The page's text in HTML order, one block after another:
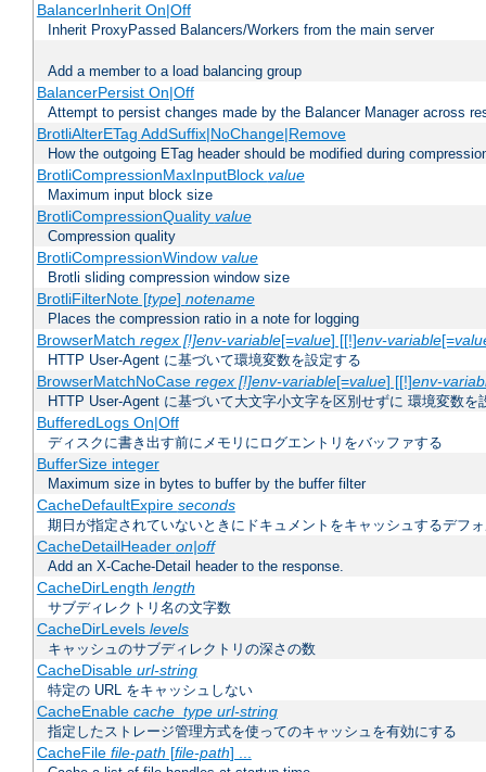
BalancerInherit On|Off
Inherit ProxyPassed Balancers/Workers from the main server
Add a member to a load balancing group
BalancerPersist On|Off
Attempt to persist changes made by the Balancer Manager across
BrotliAlterETag AddSuffix|NoChange|Remove
How the outgoing ETag header should be modified during
BrotliCompressionMaxInputBlock value
Maximum input block size
BrotliCompressionQuality value
Compression quality
BrotliCompressionWindow value
Brotli sliding compression window size
BrotliFilterNote [type] notename
Places the compression ratio in a note for logging
BrowserMatch regex [!]env-variable[=value] [[!]env-variable[=
HTTP User-Agent に基づいて環境変数を設定する
BrowserMatchNoCase regex [!]env-variable[=value] [[!]env-
HTTP User-Agent に基づいて大文字小文字を区別せずに 環境変数を
BufferedLogs On|Off
ディスクに書き出す前にメモリにログエントリをバッファする
BufferSize integer
Maximum size in bytes to buffer by the buffer filter
CacheDefaultExpire seconds
期日が指定されていないときにドキュメントをキャッシュするデフ
CacheDetailHeader on|off
Add an X-Cache-Detail header to the response.
CacheDirLength length
サブディレクトリ名の文字数
CacheDirLevels levels
キャッシュのサブディレクトリの深さの数
CacheDisable url-string
特定の URL をキャッシュしない
CacheEnable cache_type url-string
指定したストレージ管理方式を使ってのキャッシュを有効にする
CacheFile file-path [file-path] ...